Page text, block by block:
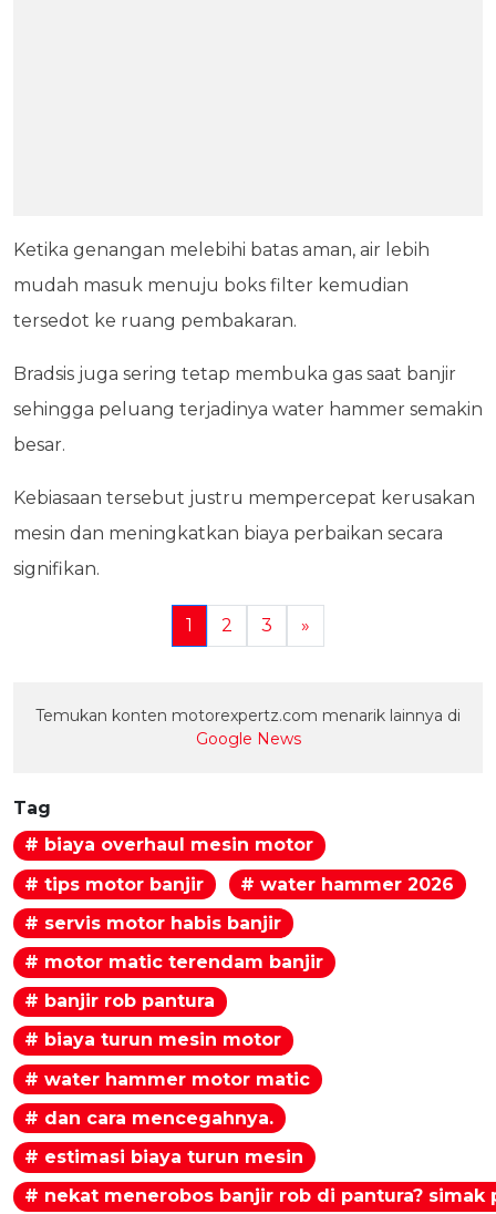
Ketika genangan melebihi batas aman, air lebih
mudah masuk menuju boks filter kemudian
tersedot ke ruang pembakaran.
Bradsis juga sering tetap membuka gas saat banjir
sehingga peluang terjadinya water hammer semakin
besar.
Kebiasaan tersebut justru mempercepat kerusakan
mesin dan meningkatkan biaya perbaikan secara
signifikan.
1 2 3 »
Temukan konten motorexpertz.com menarik lainnya di
Google News
Tag
# biaya overhaul mesin motor
# tips motor banjir
# water hammer 2026
# servis motor habis banjir
# motor matic terendam banjir
# banjir rob pantura
# biaya turun mesin motor
# water hammer motor matic
# dan cara mencegahnya.
# estimasi biaya turun mesin
# nekat menerobos banjir rob di pantura?